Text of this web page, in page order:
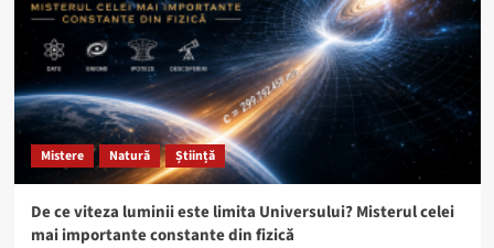
Mistere Natură Știință
De ce viteza luminii este limita Universului? Misterul celei
mai importante constante din fizică